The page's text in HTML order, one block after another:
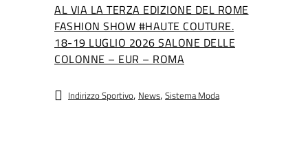
AL VIA LA TERZA EDIZIONE DEL ROME
FASHION SHOW #HAUTE COUTURE.
18-19 LUGLIO 2026 SALONE DELLE
COLONNE – EUR – ROMA
Indirizzo Sportivo, News, Sistema Moda